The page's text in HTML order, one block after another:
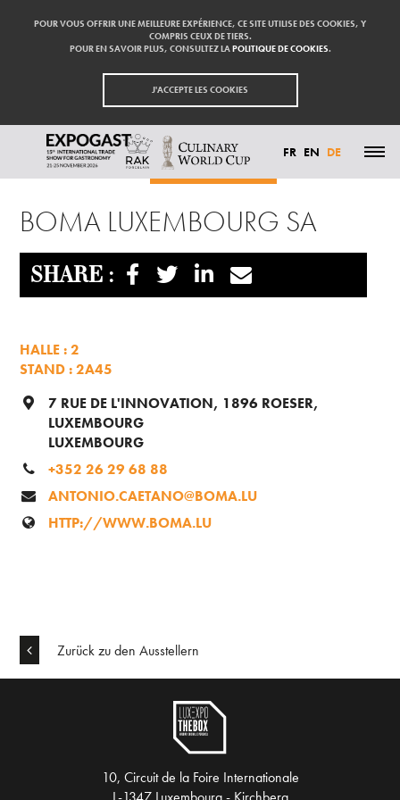
POUR VOUS OFFRIR UNE MEILLEURE EXPÉRIENCE, CE SITE UTILISE DES COOKIES, Y
COMPRIS CEUX DE TIERS.
POUR EN SAVOIR PLUS, CONSULTEZ LAPOLITIQUE DE COOKIES.
J'ACCEPTE LES COOKIES
FR EN DE
TEILNEHMEN
AUSSTELLER
PRESSE
KONTAKT
PARTNER
Startseite Aussteller BOMA LUXEMBOURG SA
BOMA LUXEMBOURG SA
SHARE :
HALLE : 2
STAND : 2A45
7 RUE DE L'INNOVATION, 1896 ROESER,
LUXEMBOURG
LUXEMBOURG
+352 26 29 68 88
ANTONIO.CAETANO@BOMA.LU
HTTP://WWW.BOMA.LU
Zurück zu den Ausstellern
10, Circuit de la Foire Internationale